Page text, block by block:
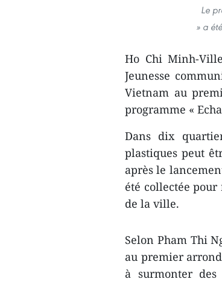
Le
» a
Ho Chi Minh-
Jeunesse
Vietnam au
programme «
Dans dix
plastiques peut
après le
été collectée
de la ville.
Selon Pham Thi
au premier
à surmonter